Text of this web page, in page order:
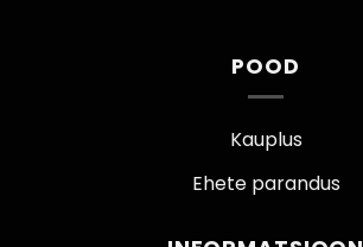
POOD
Kauplus
Ehete parandus